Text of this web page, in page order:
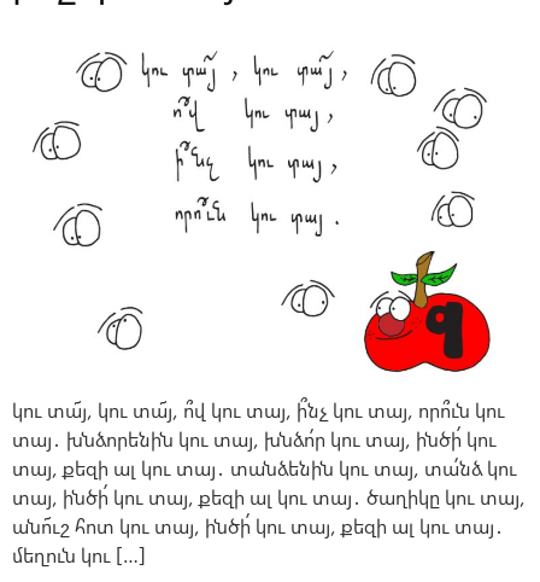
կու տա՜յ, կու տա՜յ, ո՞վ կու տայ, ի՞նչ կու տայ, որո՞ւն կու
տայ․ խնձորենին կու տայ, խնձո՛ր կու տայ, ինծի՛ կու
տայ, քեզի ալ կու տայ․ տանձենին կու տայ, տա՛նձ կու
տայ, ինծի՛ կու տայ, քեզի ալ կու տայ․ ծաղիկը կու տայ,
անո՜ւշ հոտ կու տայ, ինծի՛ կու տայ, քեզի ալ կու տայ․
մեղուն կու […]